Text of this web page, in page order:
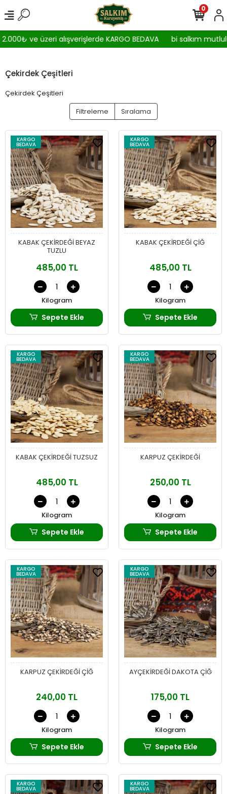
ve üzeri alışverişlerde KARGO BEDAVA bi salkım
0
Çekirdek Çeşitleri
Çekirdek Çeşitleri
Filtreleme
Sıralama
KARGO
BEDAVA
KABAK ÇEKİRDEĞİ BEYAZ
TUZLU
485,00 TL
Kilogram
Sepete Ekle
KARGO
BEDAVA
KABAK ÇEKİRDEĞİ ÇİĞ
485,00 TL
Kilogram
Sepete Ekle
KARGO
BEDAVA
KABAK ÇEKİRDEĞİ TUZSUZ
485,00 TL
Kilogram
Sepete Ekle
KARGO
BEDAVA
KARPUZ ÇEKİRDEĞİ
250,00 TL
Kilogram
Sepete Ekle
KARGO
BEDAVA
KARPUZ ÇEKİRDEĞİ ÇİĞ
240,00 TL
Kilogram
Sepete Ekle
KARGO
BEDAVA
AYÇEKİRDEĞİ DAKOTA ÇİĞ
175,00 TL
Kilogram
Sepete Ekle
KARGO
BEDAVA
KARGO
BEDAVA